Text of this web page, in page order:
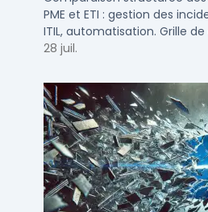
PME et ETI : gestion des
ITIL, automatisation. Grille
d'usage par taille d'entreprise.
28 juil.